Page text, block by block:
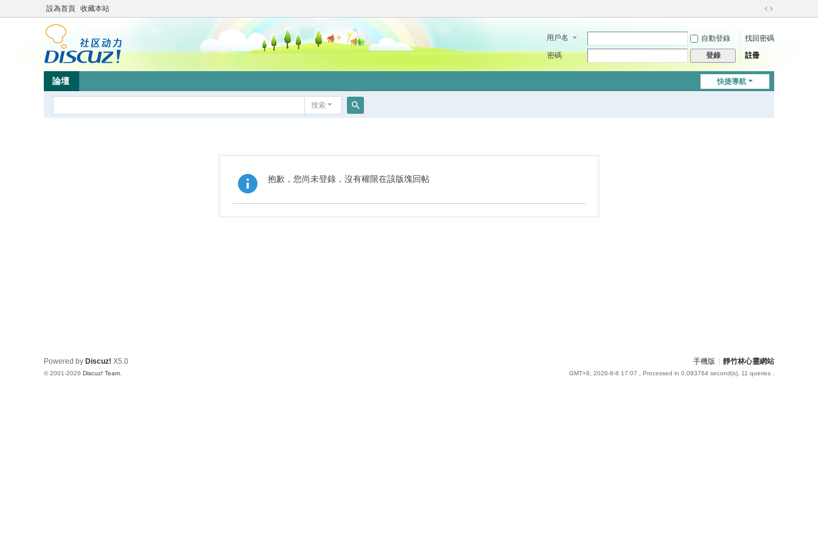
設為首頁 收藏本站
切
到
用戶名 自動登錄
找回密碼
密碼
登錄 註冊
快捷導航
論壇
搜索
抱歉，您尚未登錄，沒有權限在該版塊回帖
手機版 靜竹林心靈網站
GMT+8, 2026-8-8 17:07 , Processed in 0.093764 second(s), 11 queries .
Powered by Discuz! X5.0
© 2001-2026 Discuz! Team